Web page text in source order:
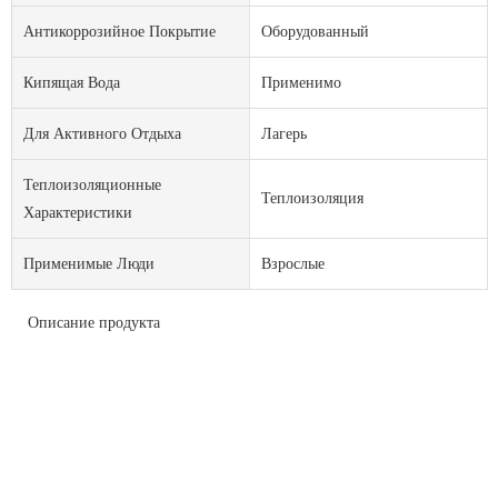
Антикоррозийное Покрытие Оборудованный
Кипящая Вода Применимо
Для Активного Отдыха Лагерь
Теплоизоляционные
Характеристики
Теплоизоляция
Применимые Люди Взрослые
Описание продукта